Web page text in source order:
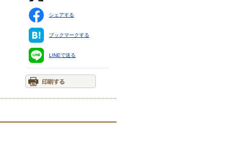
シェアする
ブックマークする
LINEで送る